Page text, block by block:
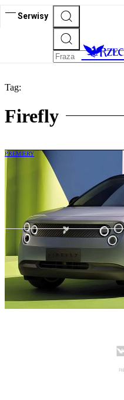
Serwisy
Tag:
Firefly
PREMIERY
Ten mały
Europę. Cena